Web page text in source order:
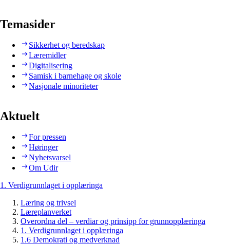
Temasider
Sikkerhet og beredskap
Læremidler
Digitalisering
Samisk i barnehage og skole
Nasjonale minoriteter
Aktuelt
For pressen
Høringer
Nyhetsvarsel
Om Udir
1. Verdigrunnlaget i opplæringa
Læring og trivsel
Læreplanverket
Overordna del – verdiar og prinsipp for grunnopplæringa
1. Verdigrunnlaget i opplæringa
1.6 Demokrati og medverknad